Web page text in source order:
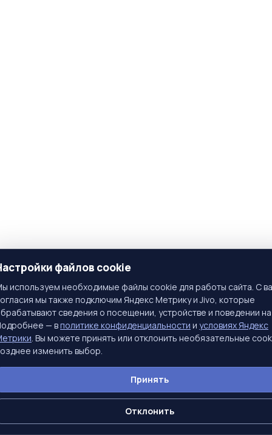
файлов cookie
используем необходимые файлы cookie для работы сайта. С
мы также подключим Яндекс Метрику и Jivo, которые
сведения о посещении, устройстве и поведении
— вполитике конфиденциальности и условиях Яндекс
. Вы можете принять или отклонить необязательные
изменить выбор.
Принять
Отклонить